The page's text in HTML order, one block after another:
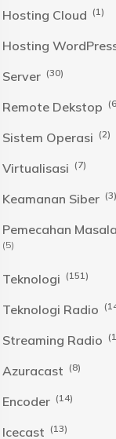
Hosting Cloud (1)
Hosting
Server (30)
Remote Dekstop
Sistem Operasi (2)
Virtualisasi (7)
Keamanan Siber (3)
Pemecahan
(5)
Teknologi (151)
Teknologi Radio
Streaming Radio
Azuracast (8)
Encoder (14)
Icecast (13)